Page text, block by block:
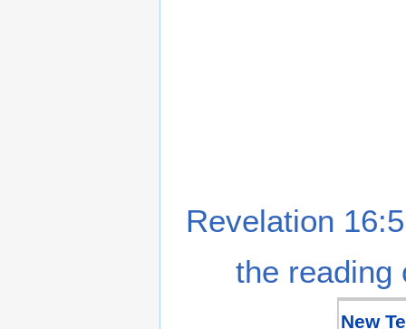
Revelation
the reading
New